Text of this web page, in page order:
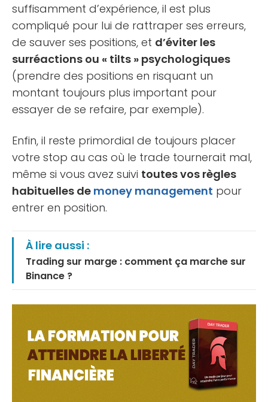
suffisamment d’expérience, il est plus
compliqué pour lui de rattraper ses erreurs,
de sauver ses positions, et d’éviter les
surréactions ou « tilts » psychologiques
(prendre des positions en risquant un
montant toujours plus important pour
essayer de se refaire, par exemple).
Enfin, il reste primordial de toujours placer
votre stop au cas où le trade tournerait mal,
même si vous avez suivi toutes vos règles
habituelles de money management pour
entrer en position.
À lire aussi :
Trading sur marge : comment ça marche sur
Binance ?